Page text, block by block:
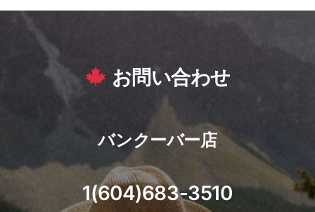
お問い合わせ
バンクーバー店
1(604)683-3510